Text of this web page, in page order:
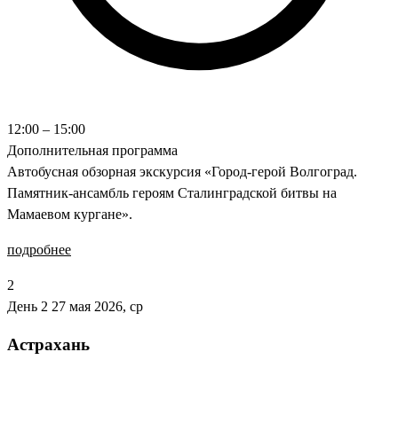
12:00 – 15:00
Дополнительная программа
Автобусная обзорная экскурсия «Город-герой Волгоград.
Памятник-ансамбль героям Сталинградской битвы на
Мамаевом кургане».
подробнее
2
День 2 27 мая 2026, ср
Астрахань